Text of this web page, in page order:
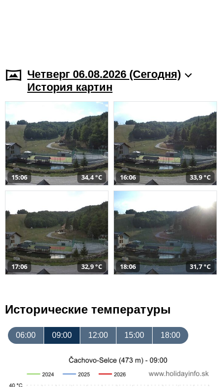
Четверг 06.08.2026 (Cегодня)
История картин
15:06 34,4 °C 16:06 33,9 °C
17:06 32,9 °C 18:06 31,7 °C
Исторические температуры
06:00 09:00 12:00 15:00 18:00